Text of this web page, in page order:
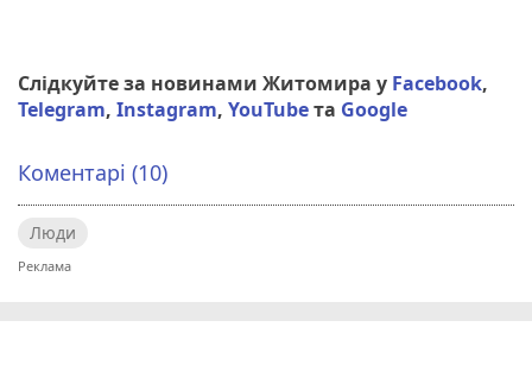
Слідкуйте за новинами Житомира у Facebook,
Telegram, Instagram, YouTubeта Google
Коментарі (10)
Люди